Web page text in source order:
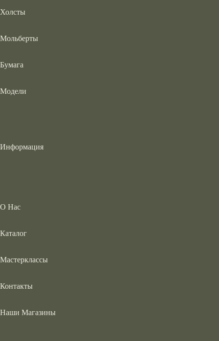
Холсты
Мольберты
Бумага
Модели
Информация
О Нас
Каталог
Мастерклассы
Контакты
Наши Магазины